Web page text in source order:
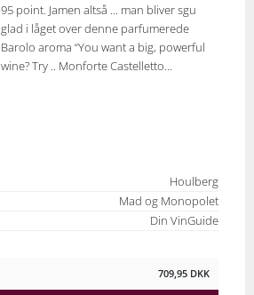
95 point. Jamen altså ... man bliver sgu
glad i låget over denne parfumerede
Barolo aroma “You want a big, powerful
wine? Try .. Monforte Castelletto...
Houlberg
Mad og Monopolet
Din VinGuide
709,95 DKK